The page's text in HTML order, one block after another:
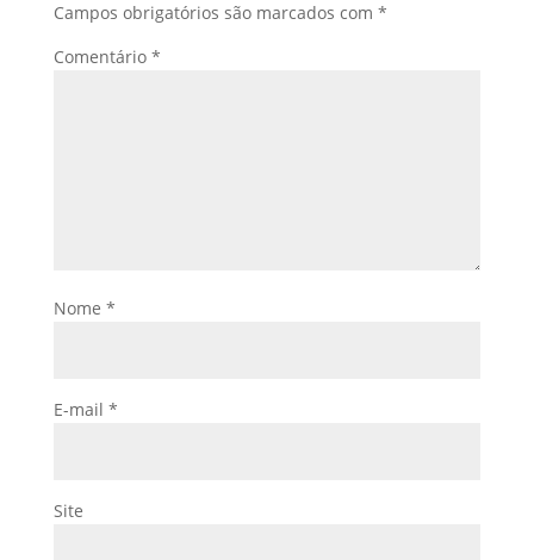
Campos obrigatórios são marcados com *
Comentário *
Nome *
E-mail *
Site